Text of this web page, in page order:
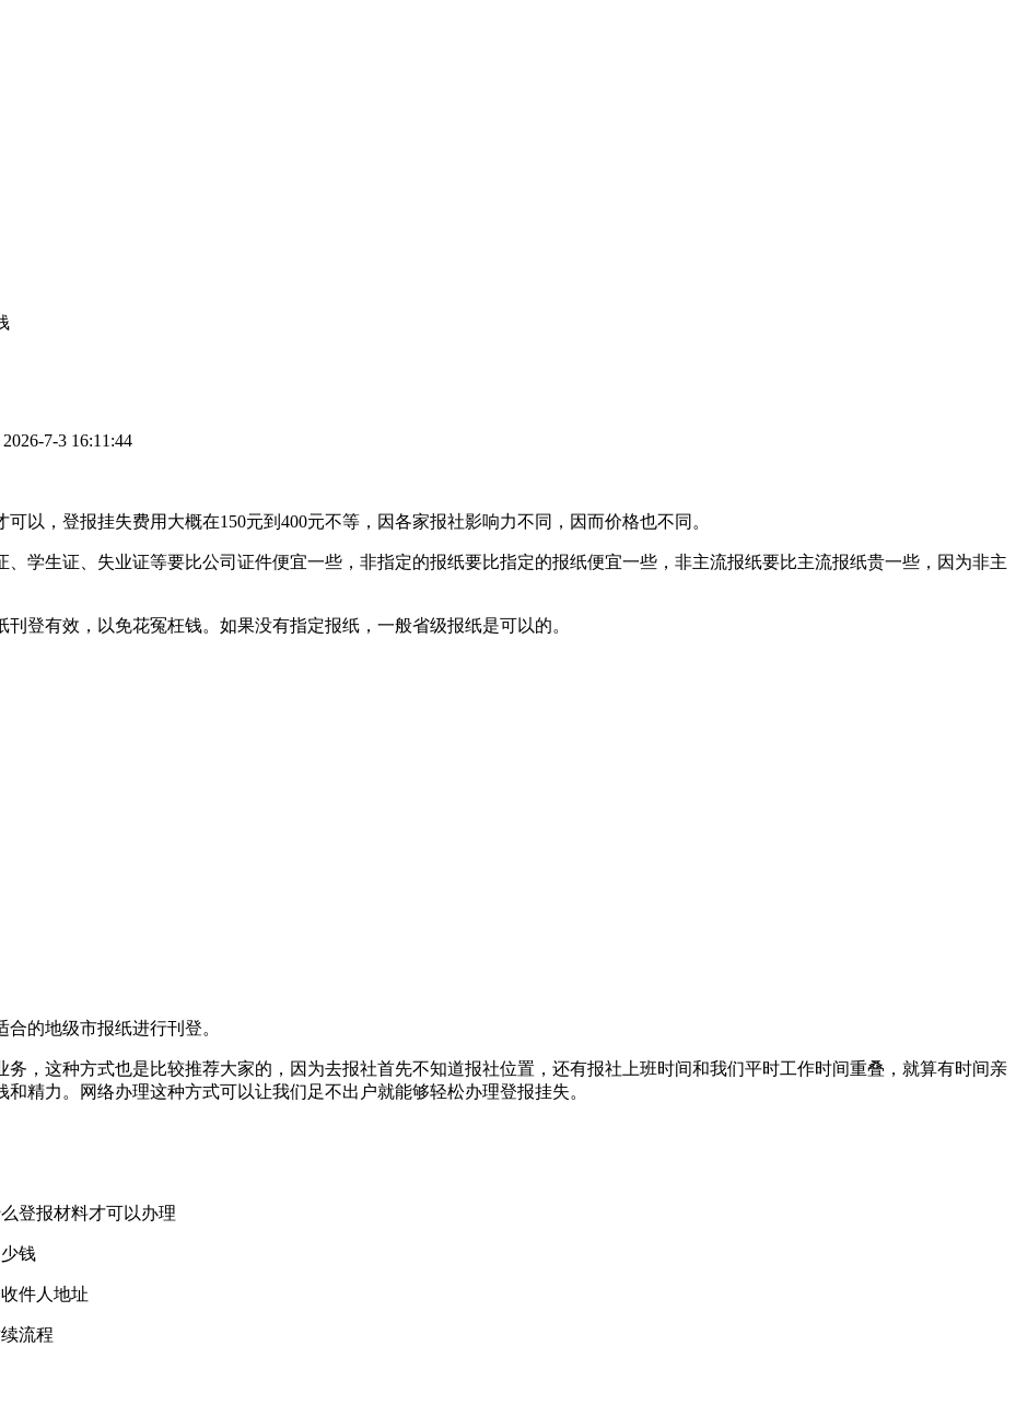
7-3 16:11:44
以，登报挂失费用大概在150元到400元不等，因各家报社影响力不同，因而价格也不同。
学生证、失业证等要比公司证件便宜一些，非指定的报纸要比指定的报纸便宜一些，非主流报纸要比主流报纸贵一些，因为非主
登有效，以免花冤枉钱。如果没有指定报纸，一般省级报纸是可以的。
的地级市报纸进行刊登。
，这种方式也是比较推荐大家的，因为去报社首先不知道报社位置，还有报社上班时间和我们平时工作时间重叠，就算有时间亲
精力。网络办理这种方式可以让我们足不出户就能够轻松办理登报挂失。
登报材料才可以办理
钱
件人地址
流程